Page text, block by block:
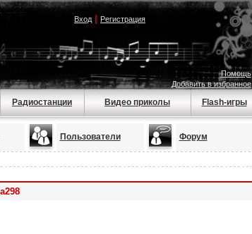
Вход| Регистрация
Помощь
Добавить в избранное
Радиостанции Видео приколы Flash-игры
Пользователи Форум